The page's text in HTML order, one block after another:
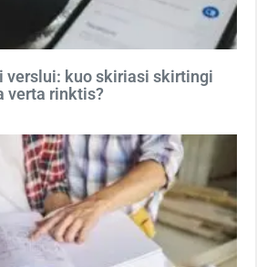
verslui: kuo skiriasi skirtingi
verta rinktis?